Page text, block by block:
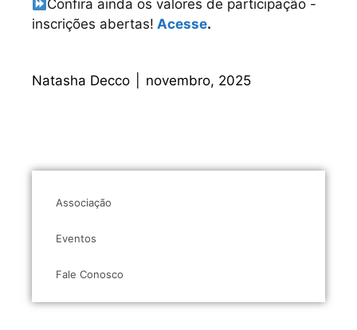
Confira ainda os valores de participação -
inscrições abertas! Acesse.
Natasha Decco novembro, 2025
Associação
Eventos
Fale Conosco